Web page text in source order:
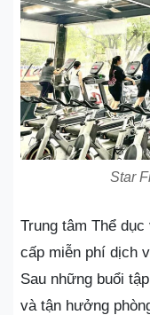
Star
Trung tâm Thể
cấp miễn phí dịch
Sau những buổi
và tận hưởng